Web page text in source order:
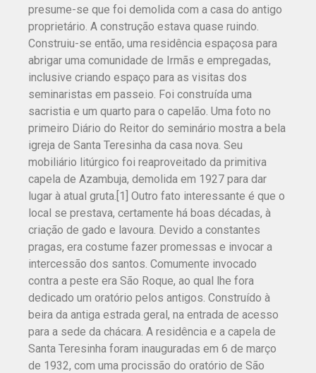
presume-se que foi demolida com a casa do antigo
proprietário. A construção estava quase ruindo.
Construiu-se então, uma residência espaçosa para
abrigar uma comunidade de Irmãs e empregadas,
inclusive criando espaço para as visitas dos
seminaristas em passeio. Foi construída uma
sacristia e um quarto para o capelão. Uma foto no
primeiro Diário do Reitor do seminário mostra a bela
igreja de Santa Teresinha da casa nova. Seu
mobiliário litúrgico foi reaproveitado da primitiva
capela de Azambuja, demolida em 1927 para dar
lugar à atual gruta.[1] Outro fato interessante é que o
local se prestava, certamente há boas décadas, à
criação de gado e lavoura. Devido a constantes
pragas, era costume fazer promessas e invocar a
intercessão dos santos. Comumente invocado
contra a peste era São Roque, ao qual lhe fora
dedicado um oratório pelos antigos. Construído à
beira da antiga estrada geral, na entrada de acesso
para a sede da chácara. A residência e a capela de
Santa Teresinha foram inauguradas em 6 de março
de 1932, com uma procissão do oratório de São